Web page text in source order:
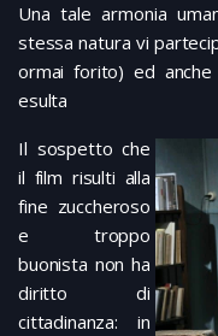
Una tale armonia
stessa natura vi
ormai forito) ed
esulta
Il sospetto che
il film risulti alla
fine zuccheroso
e troppo
buonista non ha
diritto di
cittadinanza: in